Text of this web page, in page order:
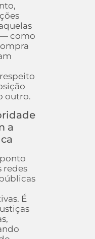
— como
outro.
a
redes
É